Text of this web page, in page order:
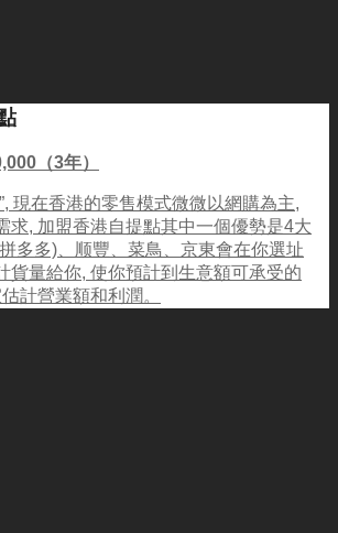
（3年）
現在香港的零售模式微微以網購為主,
求, 加盟香港自提點其中一個優勢是4大
多多)、顺豐、菜鳥、京東會在你選址
貨量給你, 使你預計到生意額可承受的
計營業額和利潤。